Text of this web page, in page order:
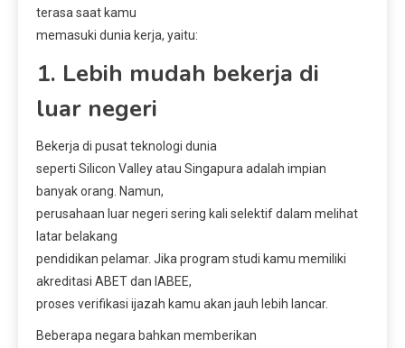
terasa saat kamu
memasuki dunia kerja, yaitu:
1. Lebih mudah bekerja di
luar negeri
Bekerja di pusat teknologi dunia
seperti Silicon Valley atau Singapura adalah impian
banyak orang. Namun,
perusahaan luar negeri sering kali selektif dalam melihat
latar belakang
pendidikan pelamar. Jika program studi kamu memiliki
akreditasi ABET dan IABEE,
proses verifikasi ijazah kamu akan jauh lebih lancar.
Beberapa negara bahkan memberikan